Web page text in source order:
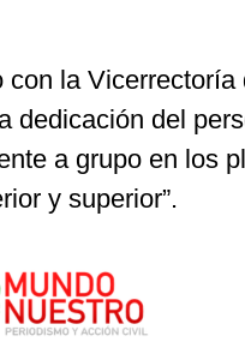
con la
dedicación del
a grupo en los
y superior”.